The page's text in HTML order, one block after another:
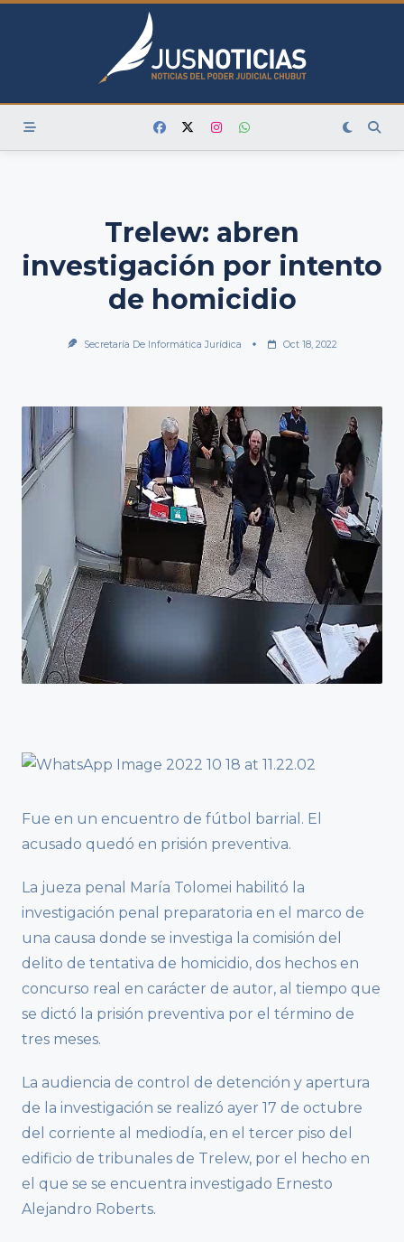
Skip
Trelew: abren
investigación por intento
de homicidio
Secretaría De Informática Jurídica Oct 18, 2022
Fue en un encuentro de fútbol barrial. El
acusado quedó en prisión preventiva.
La jueza penal María Tolomei habilitó la
investigación penal preparatoria en el marco de
una causa donde se investiga la comisión del
delito de tentativa de homicidio, dos hechos en
concurso real en carácter de autor, al tiempo que
se dictó la prisión preventiva por el término de
tres meses.
La audiencia de control de detención y apertura
de la investigación se realizó ayer 17 de octubre
del corriente al mediodía, en el tercer piso del
edificio de tribunales de Trelew, por el hecho en
el que se se encuentra investigado Ernesto
Alejandro Roberts.